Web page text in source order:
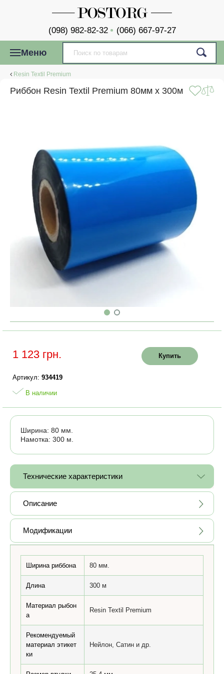
(098) 982-82-32 (066) 667-97-27
Меню
Resin Textil Premium
Риббон Resin Textil Premium 80мм x 300м
1 123 грн. Купить
Артикул: 934419
В наличии
Ширина: 80 мм.
Намотка: 300 м.
Технические характеристики
Описание
Модификации
Ширина риббона 80 мм.
Длина 300 м
Материал рыбон
а
Resin Textil Premium
Рекомендуемый
материал этикет
ки
Нейлон, Сатин и др.